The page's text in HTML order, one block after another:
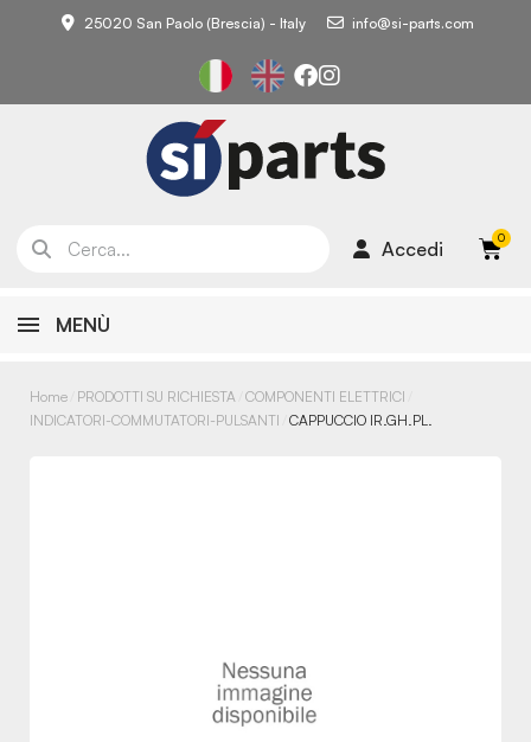
25020 San Paolo (Brescia) - Italy info@si-parts.com
Accedi
MENÙ
Home PRODOTTI SU RICHIESTA COMPONENTI ELETTRICI
INDICATORI-COMMUTATORI-PULSANTI CAPPUCCIO IR.GH.PL.